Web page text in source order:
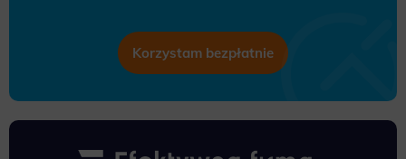
Korzystam bezpłatnie